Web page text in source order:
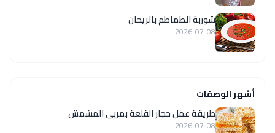
شوربة الطماطم بالريحان
2026-07-08
أشهر الوصفات
طريقة عمل حجار القلعة بمربى المشمش
2026-07-08